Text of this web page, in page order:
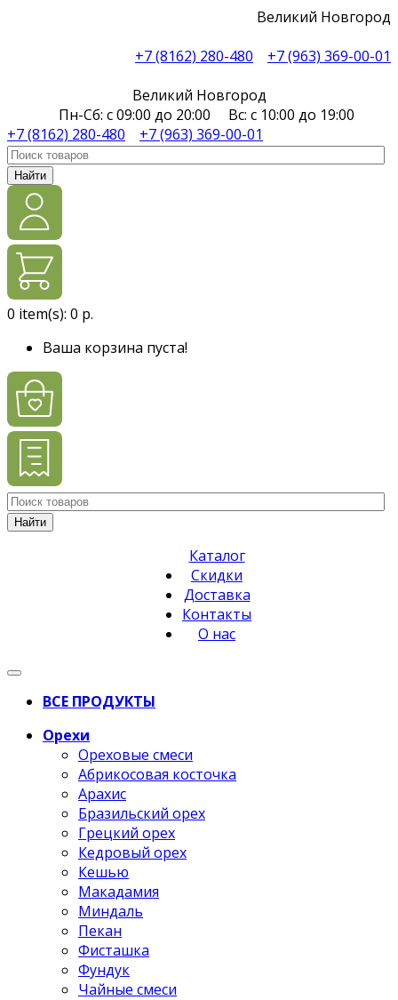
Великий Новгород
+7 (8162) 280-480
+7 (963) 369-00-01
Великий Новгород
Пн-Сб: с 09:00 до 20:00 Вс: с 10:00 до 19:00
+7 (8162) 280-480
+7 (963) 369-00-01
Найти
0 item(s): 0 р.
Ваша корзина пуста!
Найти
Каталог
Скидки
Доставка
Контакты
О нас
ВСЕ ПРОДУКТЫ
Орехи
Ореховые смеси
Абрикосовая косточка
Арахис
Бразильский орех
Грецкий орех
Кедровый орех
Кешью
Макадамия
Миндаль
Пекан
Фисташка
Фундук
Чайные смеси